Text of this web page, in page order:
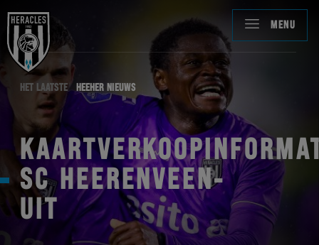
MENU
HET LAATSTE HEEHER NIEUWS
SC HEERENVEEN-
UIT